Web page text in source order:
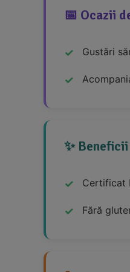
📅 Ocazii
Gustări
✨
Certificat
Fără